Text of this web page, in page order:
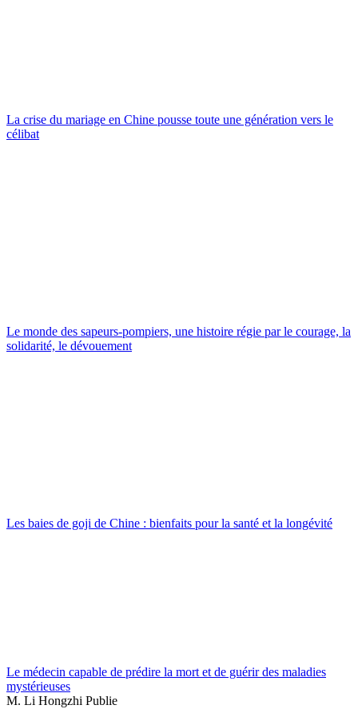
La crise du mariage en Chine pousse toute une génération vers le
célibat
Le monde des sapeurs-pompiers, une histoire régie par le courage, la
solidarité, le dévouement
Les baies de goji de Chine : bienfaits pour la santé et la longévité
Le médecin capable de prédire la mort et de guérir des maladies
mystérieuses
M. Li Hongzhi Publie